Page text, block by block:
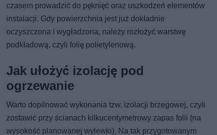
czasem prowadzić do pęknięć oraz uszkodzeń elementów
instalacji. Gdy powierzchnia jest już dokładnie
oczyszczona i wygładzona, należy rozłożyć warstwę
podkładową, czyli folię polietylenową.
Jak ułożyć izolację pod
ogrzewanie
Warto dopilnować wykonania tzw. izolacji brzegowej, czyli
zostawić przy ścianach kilkucentymetrowy zapas folii (na
wysokość planowanej wylewki). Na tak przygotowanym